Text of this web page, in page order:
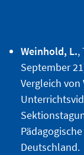
Weinhold, L.,
September
Vergleich von
Deutschland.